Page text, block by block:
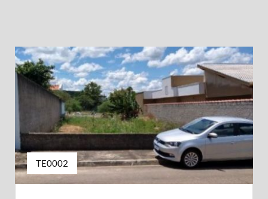
TE0002